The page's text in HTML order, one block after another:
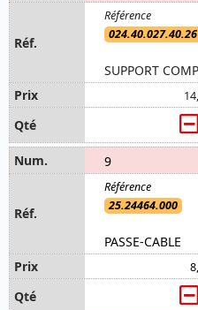
024.40.027.40.26
SUPPORT
9
25.24464.000
PASSE-CABLE